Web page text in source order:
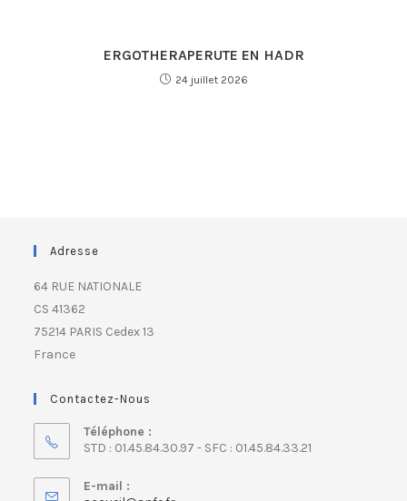
ERGOTHERAPERUTE EN HADR
24 juillet 2026
Adresse
64 RUE NATIONALE
CS 41362
75214 PARIS Cedex 13
France
Contactez-Nous
Téléphone :
STD : 01.45.84.30.97 - SFC : 01.45.84.33.21
E-mail :